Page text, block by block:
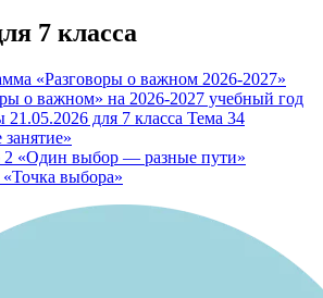
7 класса
«Разговоры о важном 2026-2027»
о важном» на 2026-2027 учебный год
для 7 класса Тема 34
«Один выбор — разные пути»
выбора»